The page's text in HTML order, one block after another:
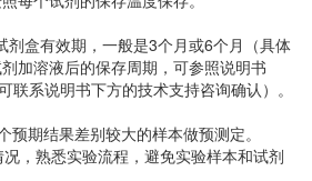
盒有效期，一般是3个月或6个月（具体
加溶液后的保存周期，可参照说明书
联系说明书下方的技术支持咨询确认）。
期结果差别较大的样本做预测定。
，熟悉实验流程，避免实验样本和试剂